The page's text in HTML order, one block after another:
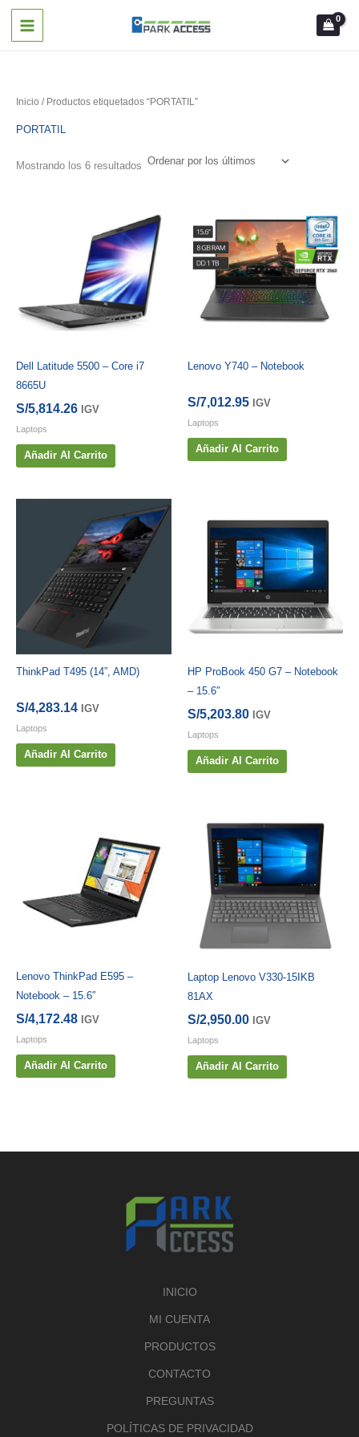
Inicio / Productos etiquetados “PORTATIL”
PORTATIL
Mostrando los 6 resultados Ordenado
Dell Latitude 5500 – Core i7
8665U
S/5,814.26 IGV
Laptops
Añadir Al Carrito
Lenovo Y740 – Notebook
S/7,012.95 IGV
Laptops
Añadir Al Carrito
ThinkPad T495 (14”, AMD)
S/4,283.14 IGV
Laptops
Añadir Al Carrito
HP ProBook 450 G7 – Notebook
– 15.6″
S/5,203.80 IGV
Laptops
Añadir Al Carrito
Lenovo ThinkPad E595 –
Notebook – 15.6″
S/4,172.48 IGV
Laptops
Añadir Al Carrito
Laptop Lenovo V330-15IKB
81AX
S/2,950.00 IGV
Laptops
Añadir Al Carrito
INICIO
MI CUENTA
PRODUCTOS
CONTACTO
PREGUNTAS
POLÍTICAS DE PRIVACIDAD